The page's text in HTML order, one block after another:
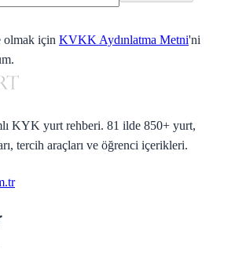
olmak için KVKK Aydınlatma Metni'ni
KYK yurt rehberi. 81 ilde 850+ yurt,
tercih araçları ve öğrenci içerikleri.